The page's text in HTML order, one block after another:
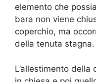
elemento che
bara non viene
coperchio, ma
della tenuta stagna.
L’allestimento